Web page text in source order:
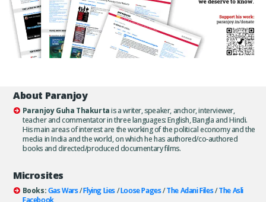
About Paranjoy
Paranjoy Guha Thakurtais a writer, speaker, anchor, interviewer,
teacher and commentator in three languages: English, Bangla and Hindi.
His main areas of interest are the working of the political economy and the
media in India and the world, on which he has authored/co-authored
books and directed/produced documentary films.
Microsites
Books:Gas Wars/Flying Lies/Loose Pages/The Adani Files/The Asli